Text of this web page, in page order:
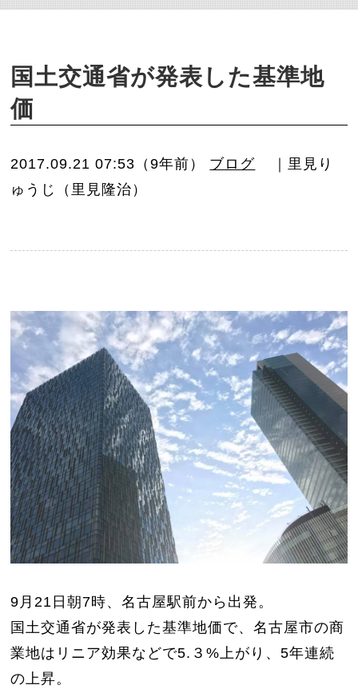
国土交通省が発表した基準地
価
2017.09.21 07:53（9年前） ブログ
｜里見り
ゅうじ（里見隆治）
9月21日朝7時、名古屋駅前から出発。
国土交通省が発表した基準地価で、名古屋市の商
業地はリニア効果などで5.３%上がり、5年連続
の上昇。